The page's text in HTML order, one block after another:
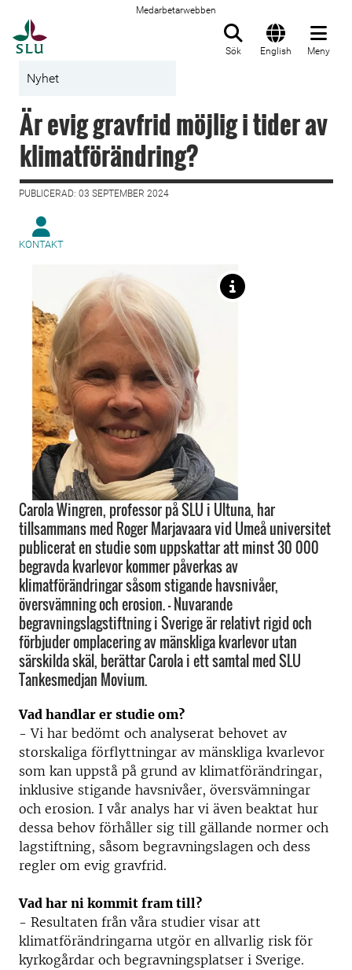
Medarbetarwebben
Sök English Meny
Nyhet
Är evig gravfrid möjlig i tider av
klimatförändring?
PUBLICERAD: 03 SEPTEMBER 2024
KONTAKT
Carola Wingren, professor på SLU i Ultuna, har
tillsammans med Roger Marjavaara vid Umeå universitet
publicerat en studie som uppskattar att minst 30 000
begravda kvarlevor kommer påverkas av
klimatförändringar såsom stigande havsnivåer,
översvämning och erosion. – Nuvarande
begravningslagstiftning i Sverige är relativt rigid och
förbjuder omplacering av mänskliga kvarlevor utan
särskilda skäl, berättar Carola i ett samtal med SLU
Tankesmedjan Movium.
Vad handlar er studie om?
- Vi har bedömt och analyserat behovet av
storskaliga förflyttningar av mänskliga kvarlevor
som kan uppstå på grund av klimatförändringar,
inklusive stigande havsnivåer, översvämningar
och erosion. I vår analys har vi även beaktat hur
dessa behov förhåller sig till gällande normer och
lagstiftning, såsom begravningslagen och dess
regler om evig gravfrid.
Vad har ni kommit fram till?
- Resultaten från våra studier visar att
klimatförändringarna utgör en allvarlig risk för
kyrkogårdar och begravningsplatser i Sverige.